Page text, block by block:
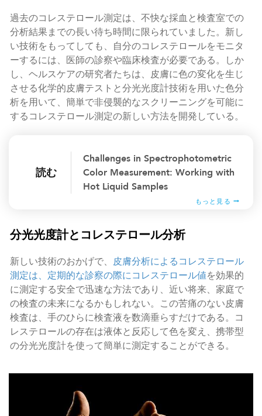
過去のコレステロール測定は、不快な採血と検査室での
分析結果までの長い待ち時間に限られていました。新し
い技術をもってしても、自分のコレステロールをモニタ
ーするには、医師の診察や臨床検査が必要である。しか
し、ヘルスケアの研究者たちは、皮膚に色の変化を生じ
させる化学的皮膚テストと分光光度計技術を用いた色分
析を用いて、簡単で非侵襲的なスクリーニングを可能に
するコレステロール測定の新しい方法を開発している。
読む
Challenges in Spectrophotometric
Color Measurement: Working with
Hot Liquid Samples
もっと見る
分光光度計とコレステロール分析
新しい技術のおかげで、 皮膚分析によるコレステロール
測定は、定期的な診察の際にコレステロール値を効果的
に測定する安全で迅速な方法であり、近い将来、家庭で
の検査の未来になるかもしれない。この苦痛のない皮膚
検査は、手のひらに検査液を数滴垂らすだけである。コ
レステロールの存在は液体と反応して色を変え、携帯型
の分光光度計を使って簡単に測定することができる。